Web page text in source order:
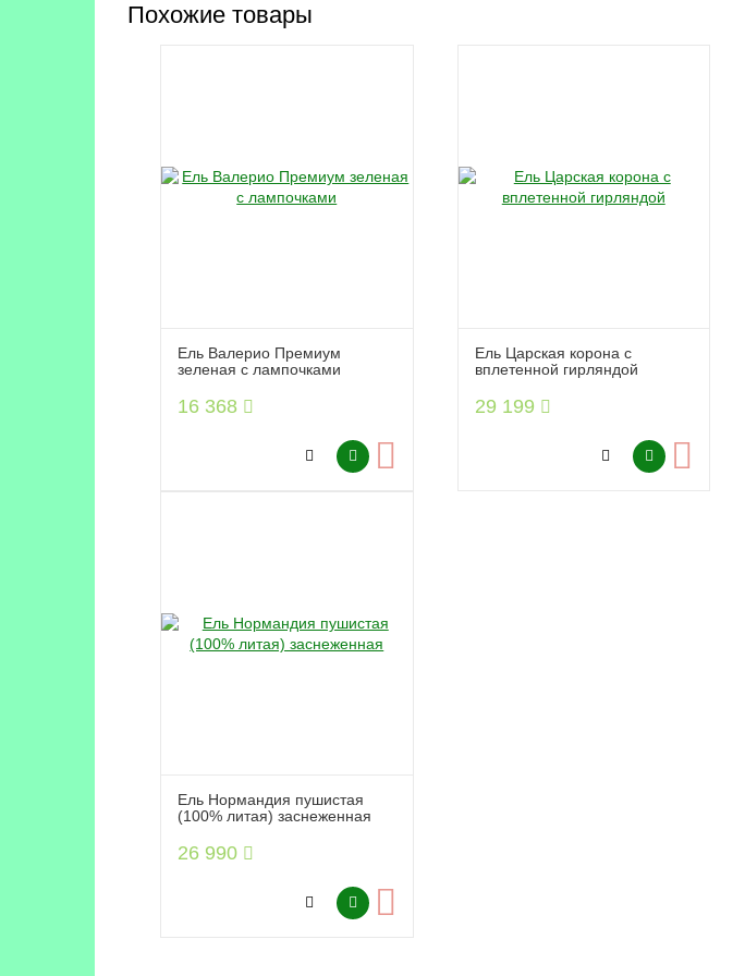
Похожие товары
Ель Валерио Премиум
зеленая с лампочками
16 368
Ель Царская корона с
вплетенной гирляндой
29 199
Ель Нормандия пушистая
(100% литая) заснеженная
26 990